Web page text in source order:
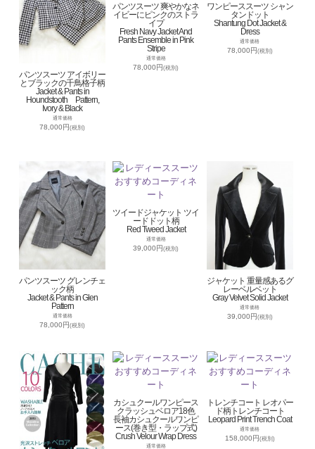
パンツスーツ アイボリー
とブラックの千鳥格子柄
Jacket & Pants in
Houndstooth Pattern,
Ivory & Black
通常価格
78,000円(税別)
パンツスーツ 爽やかなネ
イビーにピンクのストラ
イプ
Fresh Navy Jacket And
Pants Ensemble in Pink
Stripe
通常価格
78,000円(税別)
ワンピーススーツ シャン
タンドット
Shantung Dot Jacket &
Dress
通常価格
78,000円(税別)
パンツスーツ グレンチェ
ック柄
Jacket & Pants in Glen
Pattern
通常価格
78,000円(税別)
ツイードジャケット ツイ
ードドット柄
Red Tweed Jacket
通常価格
39,000円(税別)
ジャケット 重量感あるグ
レーベルベット
Gray Velvet Solid Jacket
通常価格
39,000円(税別)
カシュクールワンピース
クラッシュベロア18色
長袖カシュクールワンピ
ース(巻き型・ラップ式)
Crush Velour Wrap Dress
通常価格
トレンチコート レオパー
ド柄トレンチコート
Leopard Print Trench Coat
通常価格
158,000円(税別)